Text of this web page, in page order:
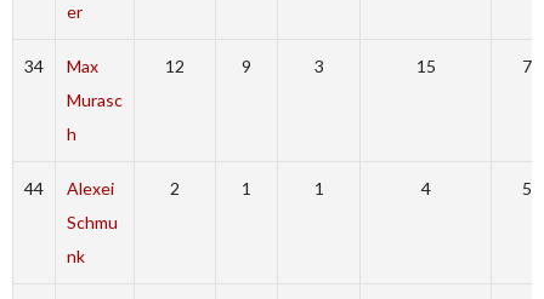
er
34
Max
Murasc
h
12 9 3 15 7
44
Alexei
Schmu
nk
2 1 1 4 5